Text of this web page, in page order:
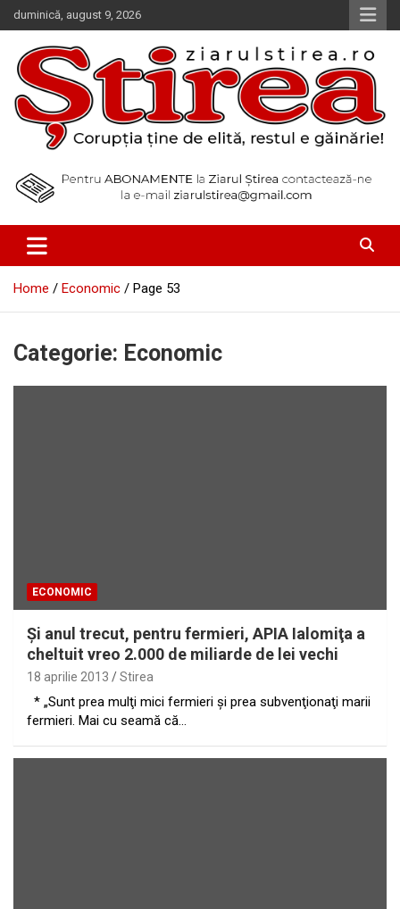
Skip
to
content
duminică, august 9, 2026
Ziarul Știrea
Home Economic Page 53
Categorie: Economic
ECONOMIC
Şi anul trecut, pentru fermieri, APIA Ialomiţa a
cheltuit vreo 2.000 de miliarde de lei vechi
18 aprilie 2013 Stirea
* „Sunt prea mulţi mici fermieri şi prea subvenţionaţi marii
fermieri. Mai cu seamă că…